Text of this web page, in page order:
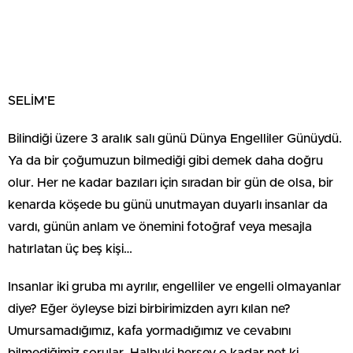
SELİM’E
Bilindiği üzere 3 aralık salı günü Dünya Engelliler Günüydü.
Ya da bir çoğumuzun bilmediği gibi demek daha doğru
olur. Her ne kadar bazıları için sıradan bir gün de olsa, bir
kenarda köşede bu günü unutmayan duyarlı insanlar da
vardı, günün anlam ve önemini fotoğraf veya mesajla
hatırlatan üç beş kişi…
Insanlar iki gruba mı ayrılır, engelliler ve engelli olmayanlar
diye? Eğer öyleyse bizi birbirimizden ayrı kılan ne?
Umursamadığımız, kafa yormadığımız ve cevabını